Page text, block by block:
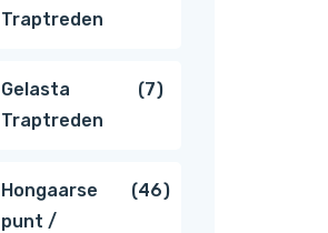
Traptreden
Gelasta
Traptreden
77
Hongaarse
punt /
4646